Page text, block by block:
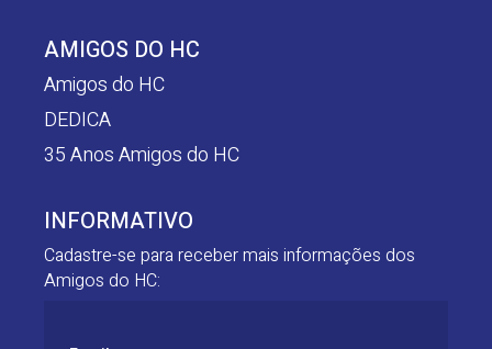
AMIGOS DO HC
Amigos do HC
DEDICA
35 Anos Amigos do HC
INFORMATIVO
Cadastre-se para receber mais informações dos
Amigos do HC: